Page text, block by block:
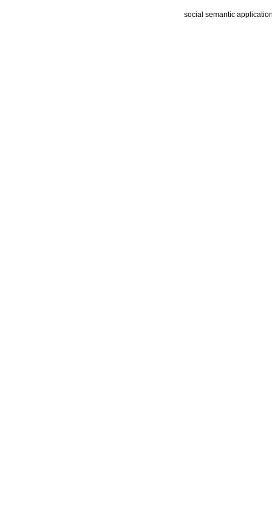
social semantic